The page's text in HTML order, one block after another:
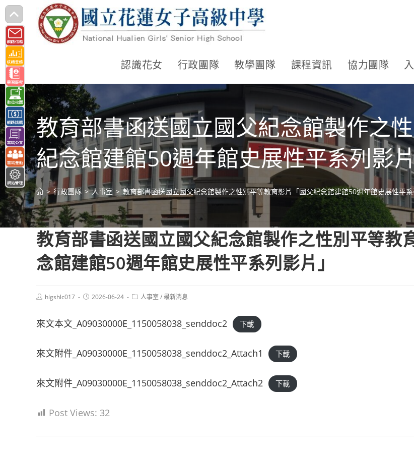
跳
轉
至
主
要
內
容
認識花女 行政團隊 教學團隊 課程資訊 協力團隊
教育部書函送國立國父紀念館製作之
紀念館建館50週年館史展性平系列影
> 行政團隊 > 人事室 > 教育部書函送國立國父紀念館製作之性別平等教育影片「國父紀念館建館50週年館史展性平系
教育部書函送國立國父紀念館製作之性別平等教
念館建館50週年館史展性平系列影片」
Posthlgshlc017
Post2026-06-24
Post人事室 /最新消息
來文本文_A09030000E_1150058038_senddoc2 下載
來文附件_A09030000E_1150058038_senddoc2_Attach1 下載
來文附件_A09030000E_1150058038_senddoc2_Attach2 下載
Post Views: 32